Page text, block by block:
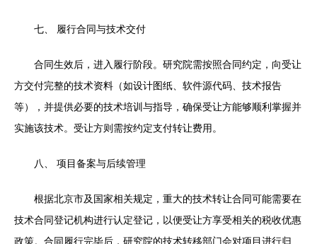
七、 履行合同与技术交付
合同生效后，进入履行阶段。研究院需按照合同约定，向受让
方交付完整的技术资料（如设计图纸、软件源代码、技术报告
等），并提供必要的技术培训与指导，确保受让方能够顺利掌握并
实施该技术。受让方则需按约定支付转让费用。
八、 项目备案与后续管理
根据北京市及国家相关规定，重大的技术转让合同可能需要在
技术合同登记机构进行认定登记，以便受让方享受相关的税收优惠
政策。合同履行完毕后，研究院的技术转移部门会对项目进行归